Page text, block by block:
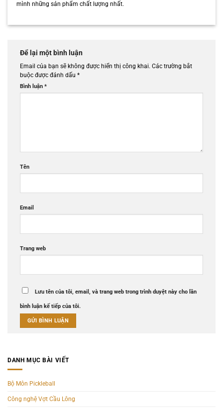
mình những sản phẩm chất lượng nhất.
Để lại một bình luận
Email của bạn sẽ không được hiển thị công khai. Các trường bắt
buộc được đánh dấu *
Bình luận *
Tên
Email
Trang web
Lưu tên của tôi, email, và trang web trong trình duyệt này cho lần
bình luận kế tiếp của tôi.
DANH MỤC BÀI VIẾT
Bộ Môn Pickleball
Công nghệ Vợt Cầu Lông